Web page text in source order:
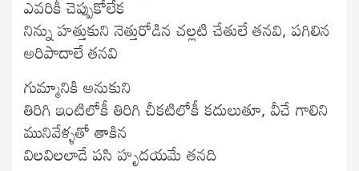
ఎవరికీ చెప్పుకోలేక
నిన్ను హత్తుకుని నెత్తురోడిన చల్లటి చేతులే తనవి, పగిలిన
అరిపాదాలే తనవి
గుమ్మానికి అనుకుని
తిరిగి ఇంటిలోకీ తిరిగి చీకటిలోకీ కదులుతూ, వీచే గాలిని
మునివేళ్ళతో తాకిన
విలవిలలాడే పసి హృదయమే తనది